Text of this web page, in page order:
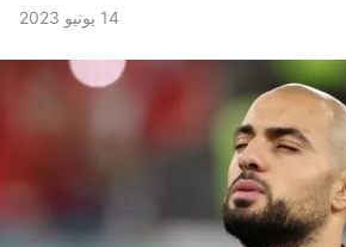
14 يونيو 2023